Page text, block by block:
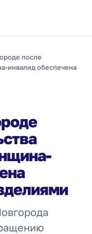
после
инвалид обеспечена